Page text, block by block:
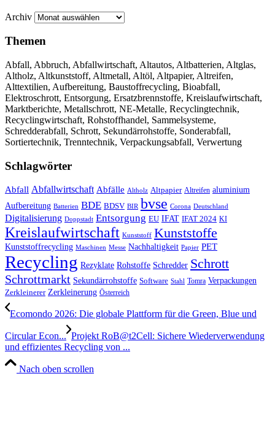
Archiv
Themen
Abfall, Abbruch, Abfallwirtschaft, Altautos, Altbatterien, Altglas,
Altholz, Altkunststoff, Altmetall, Altöl, Altpapier, Altreifen,
Alttextilien, Aufbereitung, Baustoffrecycling, Bioabfall,
Elektroschrott, Entsorgung, Ersatzbrennstoffe, Kreislaufwirtschaft,
Marktberichte, Metallschrott, NE-Metalle, Recyclingtechnik,
Recyclingwirtschaft, Rohstoffhandel, Sammelsysteme,
Schredderabfall, Schrott, Sekundärrohstoffe, Sonderabfall,
Sortiertechnik, Trenntechnik, Verpackungsabfall, Verwertung
Schlagwörter
Abfall Abfallwirtschaft Abfälle Altholz Altpapier Altreifen aluminium
Aufbereitung Batterien BDE BDSV BIR bvse Corona Deutschland
Digitalisierung Doppstadt Entsorgung EU IFAT IFAT 2024 KI
Kreislaufwirtschaft Kunststoff Kunststoffe
Kunststoffrecycling Maschinen Messe Nachhaltigkeit Papier PET
Recycling Rezyklate Rohstoffe Schredder Schrott
Schrottmarkt Sekundärrohstoffe Software Stahl Tomra Verpackungen
Zerkleinerer Zerkleinerung Österreich
Ecomondo 2026: Die globale Plattform für die Green, Blue und
Circular Econ... Projekt RoB@t2Cell: Sichere Wiederverwendung
und effizientes Recycling von ...
Nach oben scrollen